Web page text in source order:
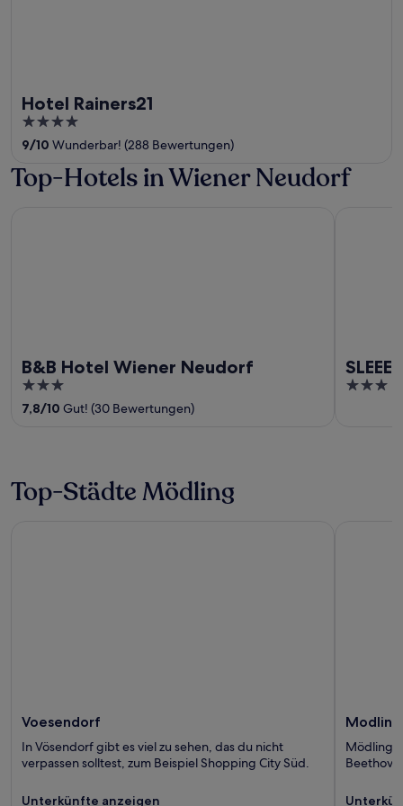
Hotel Rainers21
4
out
5
9/10 Wunderbar! (288 Bewertungen)
Top-Hotels in Wiener Neudorf
B&B Hotel Wiener Neudorf
3
out
7,8/10 Gut! (30 Bewertungen)
3
Top-Städte Mödling
Voesendorf
In Vösendorf gibt es viel zu sehen, das du nicht
verpassen solltest, zum Beispiel Shopping City Süd.
Unterkünfte anzeigen
Modling
Mödling